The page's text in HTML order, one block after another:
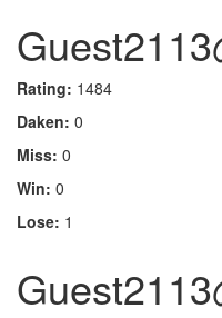
Rating: 1484
Daken: 0
Miss: 0
Win: 0
Lose: 1